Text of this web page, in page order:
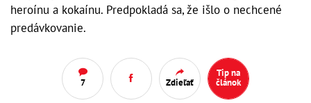
heroínu a kokaínu. Predpokladá sa, že išlo o nechcené
predávkovanie.
7 Zdieľať
Tip na
článok